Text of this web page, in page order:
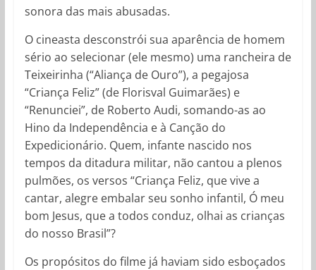
sonora das mais abusadas.
O cineasta desconstrói sua aparência de homem
sério ao selecionar (ele mesmo) uma rancheira de
Teixeirinha (“Aliança de Ouro”), a pegajosa
“Criança Feliz” (de Florisval Guimarães) e
“Renunciei”, de Roberto Audi, somando-as ao
Hino da Independência e à Canção do
Expedicionário. Quem, infante nascido nos
tempos da ditadura militar, não cantou a plenos
pulmões, os versos “Criança Feliz, que vive a
cantar, alegre embalar seu sonho infantil, Ó meu
bom Jesus, que a todos conduz, olhai as crianças
do nosso Brasil”?
Os propósitos do filme já haviam sido esboçados